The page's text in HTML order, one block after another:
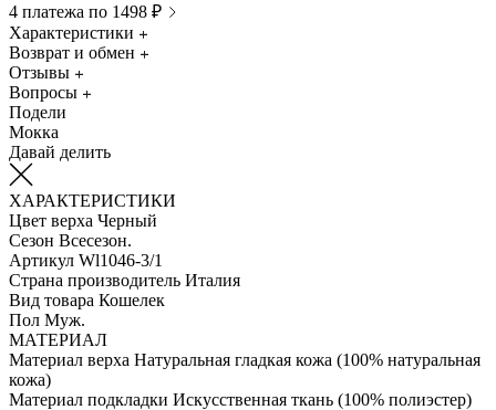
4 платежа по 1498 ₽
Характеристики
Возврат и обмен
Отзывы
Вопросы
Подели
Мокка
Давай делить
ХАРАКТЕРИСТИКИ
Цвет верха Черный
Сезон Всесезон.
Артикул Wl1046-3/1
Страна производитель Италия
Вид товара Кошелек
Пол Муж.
МАТЕРИАЛ
Материал верха Натуральная гладкая кожа (100% натуральная
кожа)
Материал подкладки Искуcственная ткань (100% полиэстер)